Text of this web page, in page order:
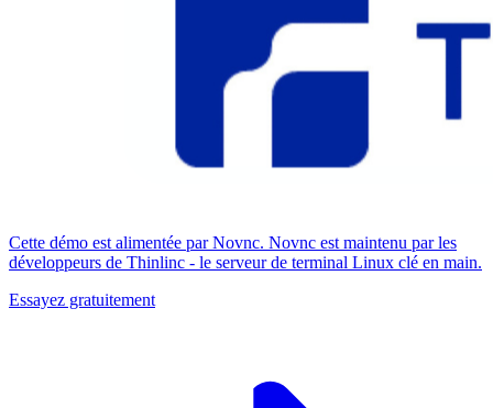
Cette démo est alimentée par Novnc. Novnc est maintenu par les
développeurs de Thinlinc - le serveur de terminal Linux clé en main.
Essayez gratuitement